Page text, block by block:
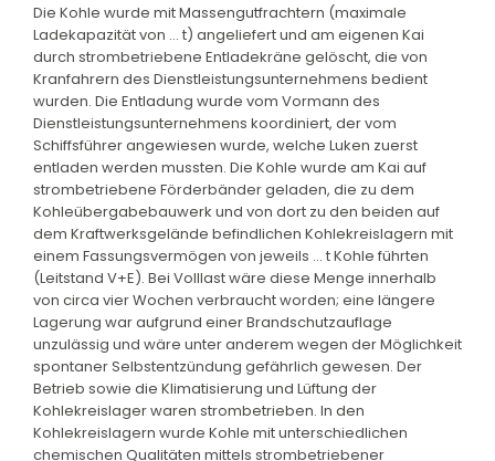
Die Kohle wurde mit Massengutfrachtern (maximale
Ladekapazität von ... t) angeliefert und am eigenen Kai
durch strombetriebene Entladekräne gelöscht, die von
Kranfahrern des Dienstleistungsunternehmens bedient
wurden. Die Entladung wurde vom Vormann des
Dienstleistungsunternehmens koordiniert, der vom
Schiffsführer angewiesen wurde, welche Luken zuerst
entladen werden mussten. Die Kohle wurde am Kai auf
strombetriebene Förderbänder geladen, die zu dem
Kohleübergabebauwerk und von dort zu den beiden auf
dem Kraftwerksgelände befindlichen Kohlekreislagern mit
einem Fassungsvermögen von jeweils ... t Kohle führten
(Leitstand V+E). Bei Volllast wäre diese Menge innerhalb
von circa vier Wochen verbraucht worden; eine längere
Lagerung war aufgrund einer Brandschutzauflage
unzulässig und wäre unter anderem wegen der Möglichkeit
spontaner Selbstentzündung gefährlich gewesen. Der
Betrieb sowie die Klimatisierung und Lüftung der
Kohlekreislager waren strombetrieben. In den
Kohlekreislagern wurde Kohle mit unterschiedlichen
chemischen Qualitäten mittels strombetriebener